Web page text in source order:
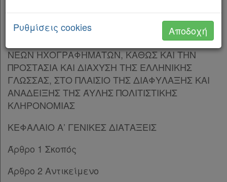
Παρ.1
Άρθρο 10 [-]
Παρ.1
Παρ.2
Άρθρο 11 [-]
Παρ.1
Παρ.3
Άρθρο 12
Άρθρο 13
Παρ.1
ΑΝΑΔΕΙΞΗ ΤΗΣ ΆΥΛΗΣ ΠΟΛΙΤΙΣΤΙΚΗΣ
ΚΛΗΡΟΝΟΜΙΑΣ, ΤΗΝ ΠΡΟΣΤΑΣΙΑ ΚΑΙ ΕΝΙΣΧΥΣΗ
ΤΟΥ ΕΛΛΗΝΟΦΩΝΟΥ ΤΡΑΓΟΥΔΙΟΥ ΚΑΙ ΤΩΝ
ΝΕΩΝ ΗΧΟΓΡΑΦΗΜΑΤΩΝ, ΚΑΘΩΣ ΚΑΙ ΤΗΝ
ΠΡΟΣΤΑΣΙΑ ΚΑΙ ΔΙΑΧΥΣΗ ΤΗΣ ΕΛΛΗΝΙΚΗΣ
ΓΛΩΣΣΑΣ, ΣΤΟ ΠΛΑΙΣΙΟ ΤΗΣ ΔΙΑΦΥΛΑΞΗΣ ΚΑΙ
ΑΝΑΔΕΙΞΗΣ ΤΗΣ ΆΥΛΗΣ ΠΟΛΙΤΙΣΤΙΚΗΣ
ΚΛΗΡΟΝΟΜΙΑΣ
ΚΕΦΑΛΑΙΟ Α’ ΓΕΝΙΚΕΣ ΔΙΑΤΑΞΕΙΣ
Άρθρο 1 Σκοπός
Άρθρο 2 Αντικείμενο
Ρυθμίσεις cookies Αποδοχή